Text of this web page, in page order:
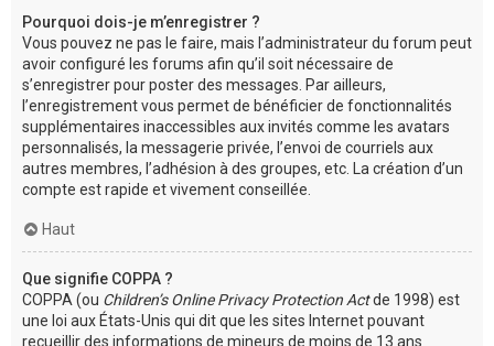
Pourquoi dois-je m’enregistrer ?
Vous pouvez ne pas le faire, mais l’administrateur du forum peut
avoir configuré les forums afin qu’il soit nécessaire de
s’enregistrer pour poster des messages. Par ailleurs,
l’enregistrement vous permet de bénéficier de fonctionnalités
supplémentaires inaccessibles aux invités comme les avatars
personnalisés, la messagerie privée, l’envoi de courriels aux
autres membres, l’adhésion à des groupes, etc. La création d’un
compte est rapide et vivement conseillée.
Haut
Que signifie COPPA ?
COPPA (ou Children’s Online Privacy Protection Actde 1998) est
une loi aux États-Unis qui dit que les sites Internet pouvant
recueillir des informations de mineurs de moins de 13 ans